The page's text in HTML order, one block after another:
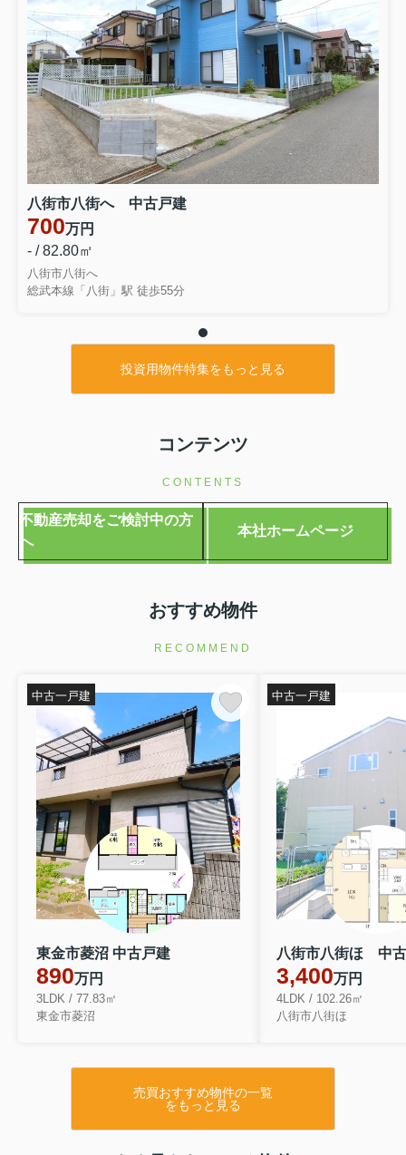
八街市八街へ 中古戸建
700万円
- / 82.80㎡
八街市八街へ
総武本線「八街」駅 徒歩55分
投資用物件特集をもっと見る
コンテンツ
CONTENTS
不動産売却をご検討中の方
へ
本社ホームページ
おすすめ物件
RECOMMEND
東金市菱沼 中古戸建
890万円
3LDK / 77.83㎡
東金市菱沼
中古一戸建
八街市八街ほ 中
3,400万円
4LDK / 102.26㎡
八街市八街ほ
中古一戸建
売買おすすめ物件の一覧
をもっと見る